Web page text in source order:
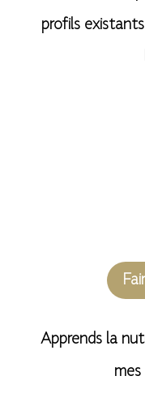
profils
Apprends la